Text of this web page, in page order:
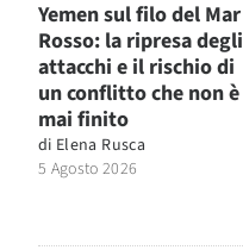
Yemen sul filo del Mar
Rosso: la ripresa degli
attacchi e il rischio di
un conflitto che non è
mai finito
di Elena Rusca
5 Agosto 2026